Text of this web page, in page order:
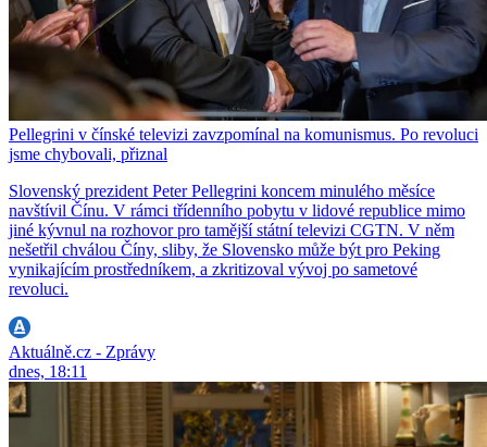
Pellegrini v čínské televizi zavzpomínal na komunismus. Po revoluci
jsme chybovali, přiznal
Slovenský prezident Peter Pellegrini koncem minulého měsíce
navštívil Čínu. V rámci třídenního pobytu v lidové republice mimo
jiné kývnul na rozhovor pro tamější státní televizi CGTN. V něm
nešetřil chválou Číny, sliby, že Slovensko může být pro Peking
vynikajícím prostředníkem, a zkritizoval vývoj po sametové
revoluci.
Aktuálně.cz - Zprávy
dnes, 18:11